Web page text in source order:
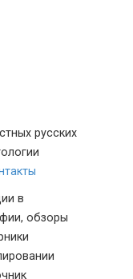
русских
в
обзоры